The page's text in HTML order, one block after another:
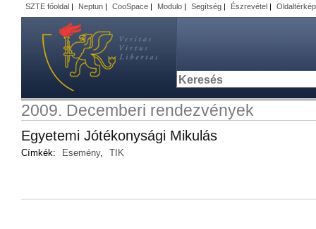
SZTE főoldal | Neptun | CooSpace | Modulo | Segítség | Észrevétel | Oldaltérkép
2009. Decemberi rendezvények
Egyetemi Jótékonysági Mikulás
Címkék: Esemény, TIK